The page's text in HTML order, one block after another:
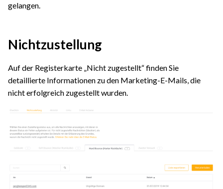
gelangen.
Nichtzustellung
Auf der Registerkarte „Nicht zugestellt“ finden Sie
detaillierte Informationen zu den Marketing-E-Mails, die
nicht erfolgreich zugestellt wurden.